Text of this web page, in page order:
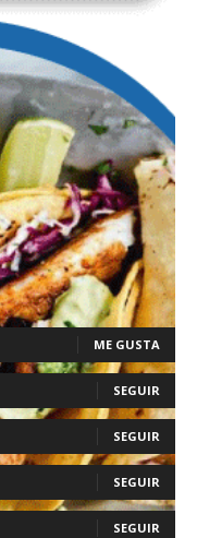
ME GUSTA
SEGUIR
SEGUIR
SEGUIR
SEGUIR